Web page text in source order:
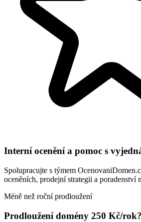
Interní ocenění a pomoc s
Spolupracujte s týmem
oceněních, prodejní strategii a poradenství
Méně než roční prodloužení
Prodloužení domény 250 Kč/